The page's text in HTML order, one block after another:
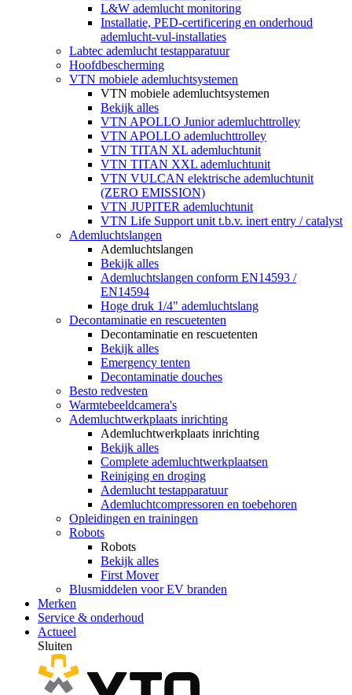
L&W ademlucht monitoring
Installatie, PED-certificering en onderhoud
ademlucht-vul-installaties
Labtec ademlucht testapparatuur
Hoofdbescherming
VTN mobiele ademluchtsystemen
VTN mobiele ademluchtsystemen
Bekijk alles
VTN APOLLO Junior ademluchttrolley
VTN APOLLO ademluchttrolley
VTN TITAN XL ademluchtunit
VTN TITAN XXL ademluchtunit
VTN VULCAN elektrische ademluchtunit
(ZERO EMISSION)
VTN JUPITER ademluchtunit
VTN Life Support unit t.b.v. inert entry / catalyst
Ademluchtslangen
Ademluchtslangen
Bekijk alles
Ademluchtslangen conform EN14593 /
EN14594
Hoge druk 1/4" ademluchtslang
Decontaminatie en rescuetenten
Decontaminatie en rescuetenten
Bekijk alles
Emergency tenten
Decontaminatie douches
Besto redvesten
Warmtebeeldcamera's
Ademluchtwerkplaats inrichting
Ademluchtwerkplaats inrichting
Bekijk alles
Complete ademluchtwerkplaatsen
Reiniging en droging
Ademlucht testapparatuur
Ademluchtcompressoren en toebehoren
Opleidingen en trainingen
Robots
Robots
Bekijk alles
First Mover
Blusmiddelen voor EV branden
Merken
Service & onderhoud
Actueel
Sluiten